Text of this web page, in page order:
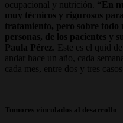
ocupacional y nutrición. “En
muy técnicos y rigurosos
tratamiento, pero sobre todo
personas, de los pacientes y
Paula Pérez . Este es el quid
andar hace un año, cada
cada mes, entre dos y tres
Tumores vinculados al desarrollo